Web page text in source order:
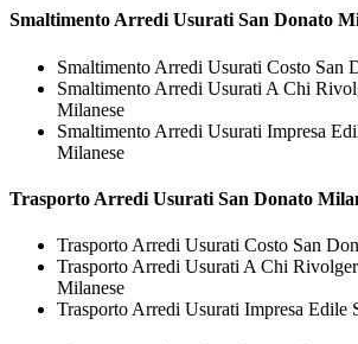
Smaltimento Arredi Usurati San Donato
Smaltimento Arredi Usurati Costo San
Smaltimento Arredi Usurati A Chi
Milanese
Smaltimento Arredi Usurati Impresa
Milanese
Trasporto Arredi Usurati San Donato
Trasporto Arredi Usurati Costo San
Trasporto Arredi Usurati A Chi
Milanese
Trasporto Arredi Usurati Impresa Edile